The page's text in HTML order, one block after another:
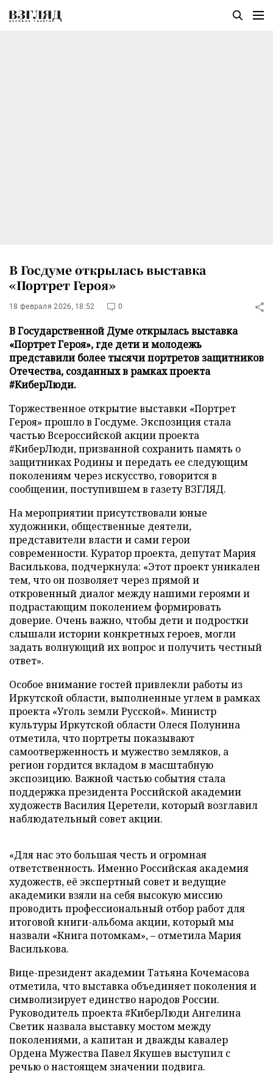
В Госдуме открылась выставка
«Портрет Героя»
18 февраля 2026, 18:52 0
В Государственной Думе открылась выставка
«Портрет Героя», где дети и молодежь
представили более тысячи портретов защитников
Отечества, созданных в рамках проекта
#КиберЛюди.
Торжественное открытие выставки «Портрет
Героя» прошло в Госдуме. Экспозиция стала
частью Всероссийской акции проекта
#КиберЛюди, призванной сохранить память о
защитниках Родины и передать ее следующим
поколениям через искусство, говорится в
сообщении, поступившем в газету ВЗГЛЯД.
На мероприятии присутствовали юные
художники, общественные деятели,
представители власти и сами герои
современности. Куратор проекта, депутат Мария
Василькова, подчеркнула: «Этот проект уникален
тем, что он позволяет через прямой и
откровенный диалог между нашими героями и
подрастающим поколением формировать
доверие. Очень важно, чтобы дети и подростки
слышали истории конкретных героев, могли
задать волнующий их вопрос и получить честный
ответ».
Особое внимание гостей привлекли работы из
Иркутской области, выполненные углем в рамках
проекта «Уголь земли Русской». Министр
культуры Иркутской области Олеся Полунина
отметила, что портреты показывают
самоотверженность и мужество земляков, а
регион гордится вкладом в масштабную
экспозицию. Важной частью события стала
поддержка президента Российской академии
художеств Василия Церетели, который возглавил
наблюдательный совет акции.
«Для нас это большая честь и огромная
ответственность. Именно Российская академия
художеств, её экспертный совет и ведущие
академики взяли на себя высокую миссию
проводить профессиональный отбор работ для
итоговой книги-альбома акции, который мы
назвали «Книга потомкам», – отметила Мария
Василькова.
Вице-президент академии Татьяна Кочемасова
отметила, что выставка объединяет поколения и
символизирует единство народов России.
Руководитель проекта #КиберЛюди Ангелина
Светик назвала выставку мостом между
поколениями, а капитан и дважды кавалер
Ордена Мужества Павел Якушев выступил с
речью о настоящем значении подвига.